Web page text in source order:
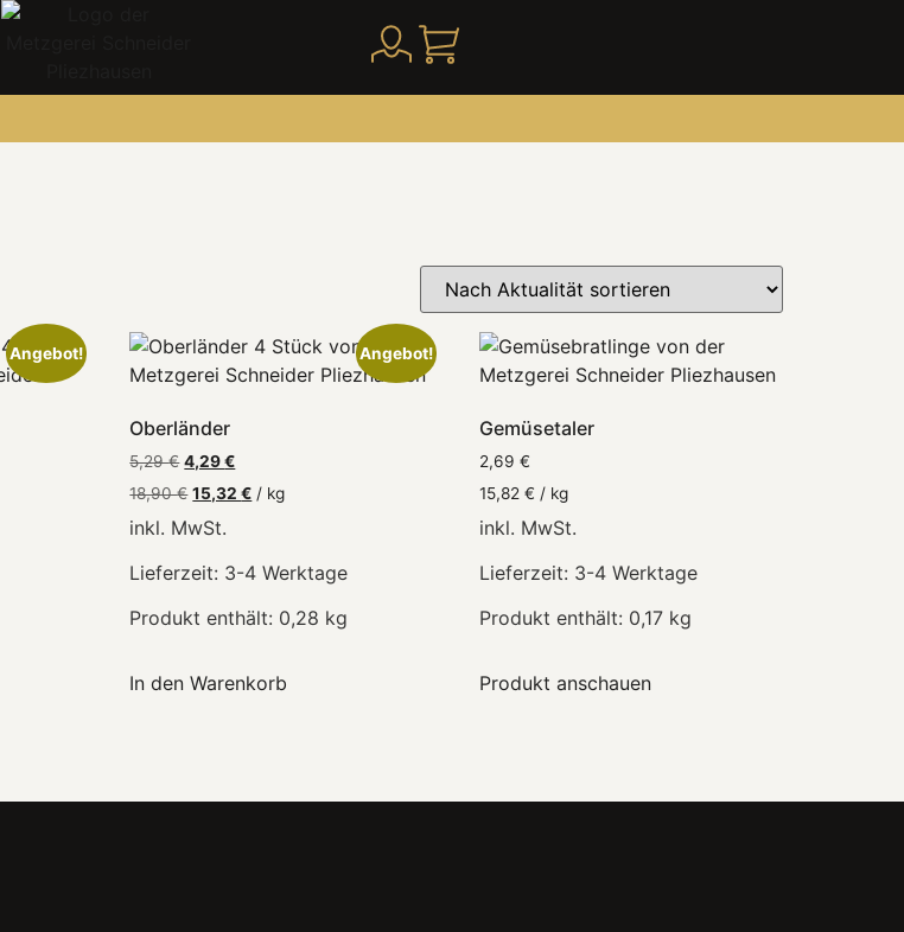
Angebot! Angebot!
Oberländer
5,29€ 4,29€
18,90€ 15,32€ / kg
inkl. MwSt.
Lieferzeit: 3-4 Werktage
Produkt enthält: 0,28 kg
In den Warenkorb
Gemüsetaler
2,69€
15,82€ / kg
inkl. MwSt.
Lieferzeit: 3-4 Werktage
Produkt enthält: 0,17 kg
Produkt anschauen